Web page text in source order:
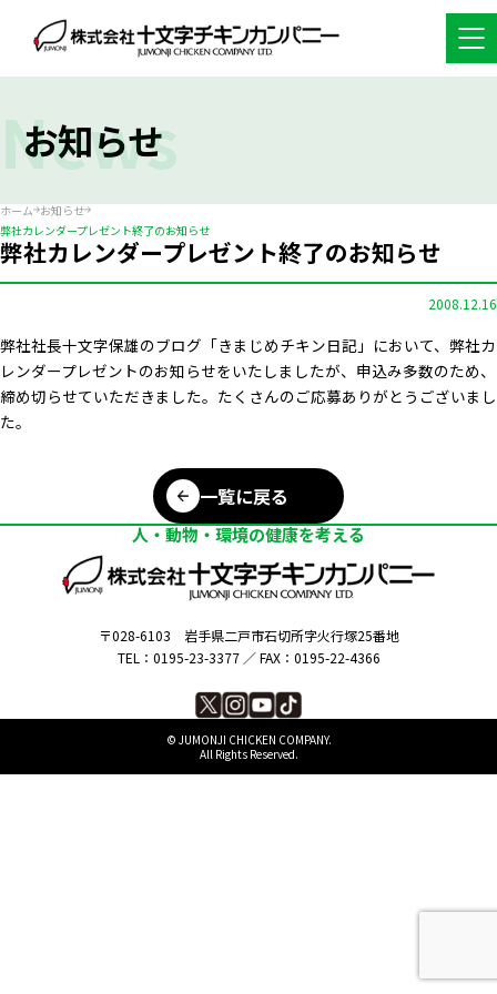
お知らせ
News
ホーム お知らせ
弊社カレンダープレゼント終了のお知らせ
弊社カレンダープレゼント終了のお知らせ
2008.12.16
弊社社長十文字保雄のブログ「きまじめチキン日記」において、弊社カ
レンダープレゼントのお知らせをいたしましたが、申込み多数のため、
締め切らせていただきました。たくさんのご応募ありがとうございまし
た。
一覧に戻る
人・動物・環境の健康を考える
〒028-6103 岩手県二戸市石切所字火行塚25番地
TEL：0195-23-3377 ／FAX：0195-22-4366
©︎ JUMONJI CHICKEN COMPANY.
All Rights Reserved.